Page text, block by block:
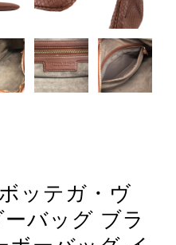
ッテガ・ヴ
バッグ ブラ